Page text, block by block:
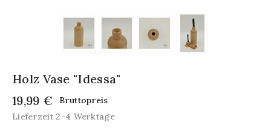
Holz Vase "Idessa"
19,99 €
Bruttopreis
Lieferzeit 2-4 Werktage